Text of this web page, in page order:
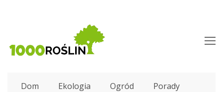
Dom Ekologia Ogród
Porady